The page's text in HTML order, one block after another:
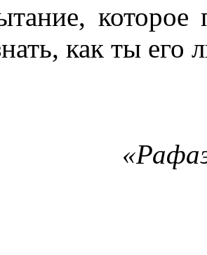
которое
как ты